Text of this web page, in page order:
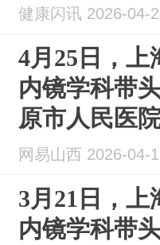
健康闪讯 2026-04-
4月25日，上
内镜学科带
原市人民医
网易山西 2026-04-
3月21日，
内镜学科带